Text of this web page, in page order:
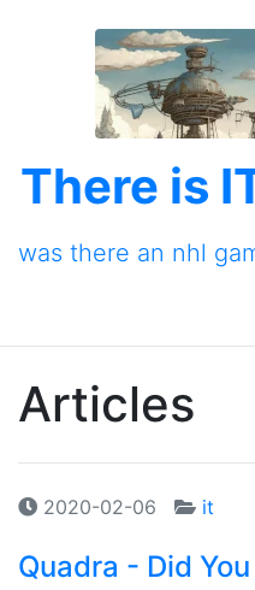
There is
was there an nhl
Articles
2020-02-06 it
Quadra - Did